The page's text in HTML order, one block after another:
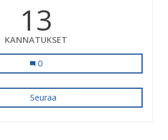
13
KANNATUKSET
Uimalan remontin ajaksi vuokratilat
0
Seuraa